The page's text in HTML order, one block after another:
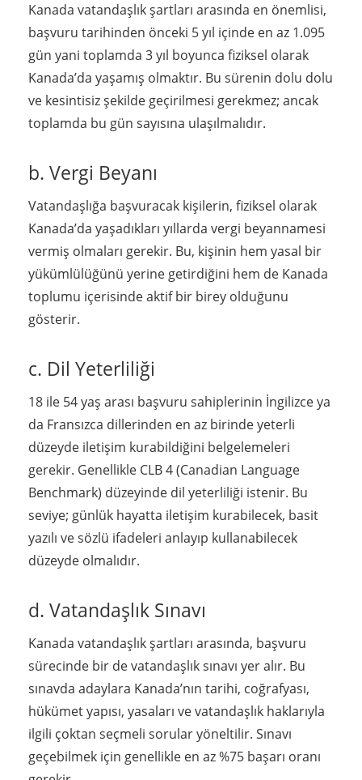
Kanada vatandaşlık şartları arasında en önemlisi,
başvuru tarihinden önceki 5 yıl içinde en az 1.095
gün yani toplamda 3 yıl boyunca fiziksel olarak
Kanada’da yaşamış olmaktır. Bu sürenin dolu dolu
ve kesintisiz şekilde geçirilmesi gerekmez; ancak
toplamda bu gün sayısına ulaşılmalıdır.
b. Vergi Beyanı
Vatandaşlığa başvuracak kişilerin, fiziksel olarak
Kanada’da yaşadıkları yıllarda vergi beyannamesi
vermiş olmaları gerekir. Bu, kişinin hem yasal bir
yükümlülüğünü yerine getirdiğini hem de Kanada
toplumu içerisinde aktif bir birey olduğunu
gösterir.
c. Dil Yeterliliği
18 ile 54 yaş arası başvuru sahiplerinin İngilizce ya
da Fransızca dillerinden en az birinde yeterli
düzeyde iletişim kurabildiğini belgelemeleri
gerekir. Genellikle CLB 4 (Canadian Language
Benchmark) düzeyinde dil yeterliliği istenir. Bu
seviye; günlük hayatta iletişim kurabilecek, basit
yazılı ve sözlü ifadeleri anlayıp kullanabilecek
düzeyde olmalıdır.
d. Vatandaşlık Sınavı
Kanada vatandaşlık şartları arasında, başvuru
sürecinde bir de vatandaşlık sınavı yer alır. Bu
sınavda adaylara Kanada’nın tarihi, coğrafyası,
hükümet yapısı, yasaları ve vatandaşlık haklarıyla
ilgili çoktan seçmeli sorular yöneltilir. Sınavı
geçebilmek için genellikle en az %75 başarı oranı